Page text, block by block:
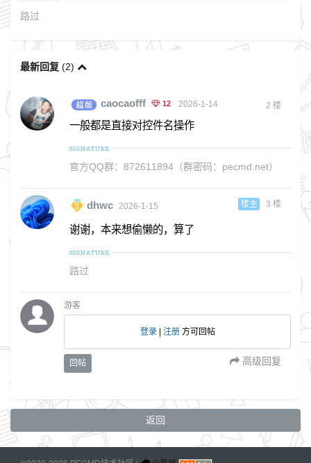
路过
最新回复 (2)
caocaofff 12 2026-1-14 2 楼
一般都是直接对控件名操作
官方QQ群：872611894（群密码：pecmd.net）
dhwc 2026-1-15 楼主 3 楼
谢谢，本来想偷懒的，算了
路过
游客
登录| 注册方可回帖
回帖 高级回复
返回